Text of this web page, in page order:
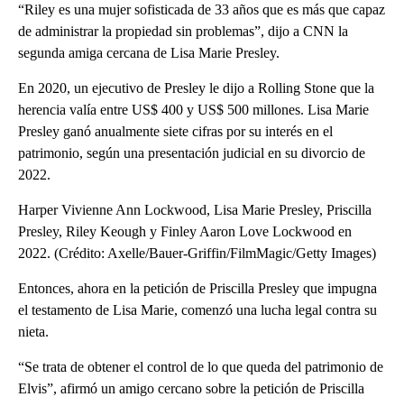
“Riley es una mujer sofisticada de 33 años que es más que capaz
de administrar la propiedad sin problemas”, dijo a CNN la
segunda amiga cercana de Lisa Marie Presley.
En 2020, un ejecutivo de Presley le dijo a Rolling Stone que la
herencia valía entre US$ 400 y US$ 500 millones. Lisa Marie
Presley ganó anualmente siete cifras por su interés en el
patrimonio, según una presentación judicial en su divorcio de
2022.
Harper Vivienne Ann Lockwood, Lisa Marie Presley, Priscilla
Presley, Riley Keough y Finley Aaron Love Lockwood en
2022. (Crédito: Axelle/Bauer-Griffin/FilmMagic/Getty Images)
Entonces, ahora en la petición de Priscilla Presley que impugna
el testamento de Lisa Marie, comenzó una lucha legal contra su
nieta.
“Se trata de obtener el control de lo que queda del patrimonio de
Elvis”, afirmó un amigo cercano sobre la petición de Priscilla